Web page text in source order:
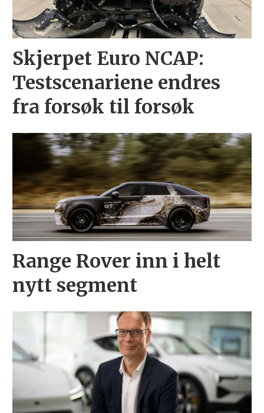
Skjerpet Euro NCAP:
Testscenariene endres
fra forsøk til forsøk
Range Rover inn i helt
nytt segment